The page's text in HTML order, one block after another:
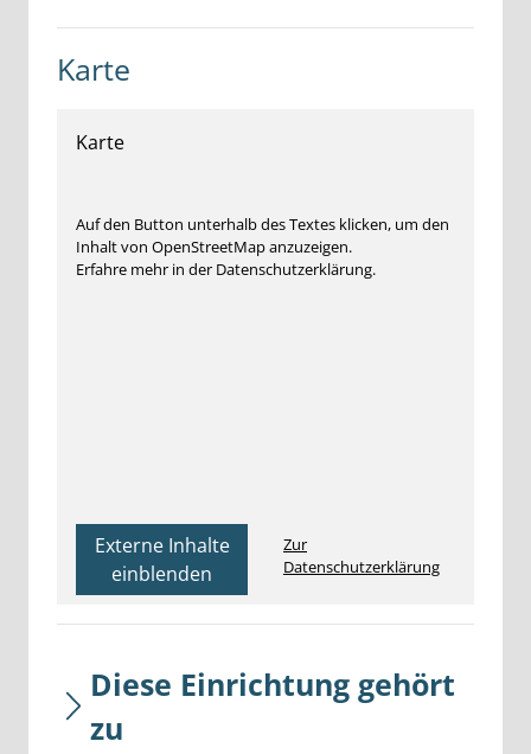
Karte
Karte
Auf den Button unterhalb des Textes klicken, um den
Inhalt von OpenStreetMap anzuzeigen.
Erfahre mehr in der Datenschutzerklärung.
Externe Inhalte
einblenden
Zur
Datenschutzerklärung
Diese Einrichtung gehört
zu